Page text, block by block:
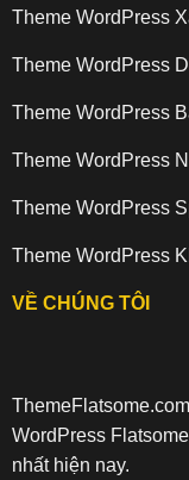
Theme WordPress
Theme WordPress
Theme WordPress
Theme WordPress
Theme WordPress
Theme WordPress
VỀ CHÚNG TÔI
ThemeFlatsome.com
WordPress
nhất hiện nay.